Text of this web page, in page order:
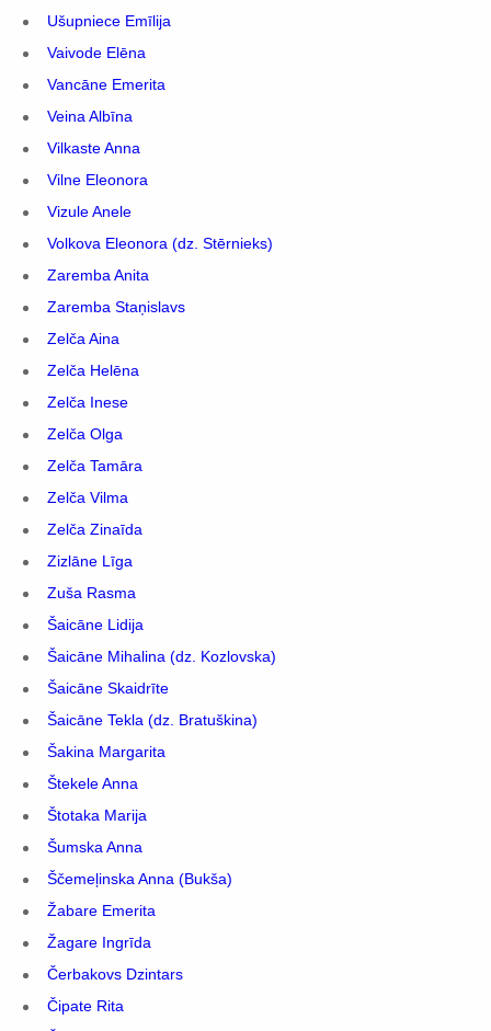
Ušupniece Emīlija
Vaivode Elēna
Vancāne Emerita
Veina Albīna
Vilkaste Anna
Vilne Eleonora
Vizule Anele
Volkova Eleonora (dz. Stērnieks)
Zaremba Anita
Zaremba Staņislavs
Zelča Aina
Zelča Helēna
Zelča Inese
Zelča Olga
Zelča Tamāra
Zelča Vilma
Zelča Zinaīda
Zizlāne Līga
Zuša Rasma
Šaicāne Lidija
Šaicāne Mihalina (dz. Kozlovska)
Šaicāne Skaidrīte
Šaicāne Tekla (dz. Bratuškina)
Šakina Margarita
Štekele Anna
Štotaka Marija
Šumska Anna
Ščemeļinska Anna (Bukša)
Žabare Emerita
Žagare Ingrīda
Čerbakovs Dzintars
Čipate Rita